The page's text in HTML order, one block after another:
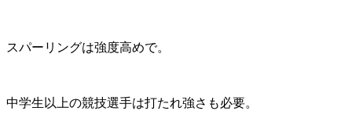
スパーリングは強度高めで。
中学生以上の競技選手は打たれ強さも必要。